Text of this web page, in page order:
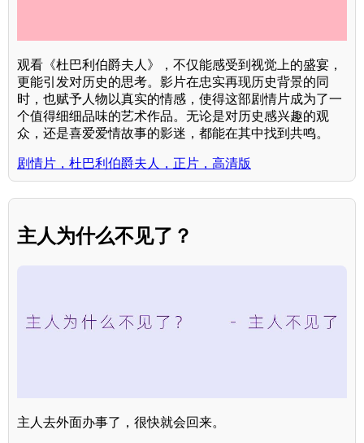
观看《杜巴利伯爵夫人》，不仅能感受到视觉上的盛宴，
更能引发对历史的思考。影片在忠实再现历史背景的同
时，也赋予人物以真实的情感，使得这部剧情片成为了一
个值得细细品味的艺术作品。无论是对历史感兴趣的观
众，还是喜爱爱情故事的影迷，都能在其中找到共鸣。
剧情片，杜巴利伯爵夫人，正片，高清版
主人为什么不见了？
主人去外面办事了，很快就会回来。